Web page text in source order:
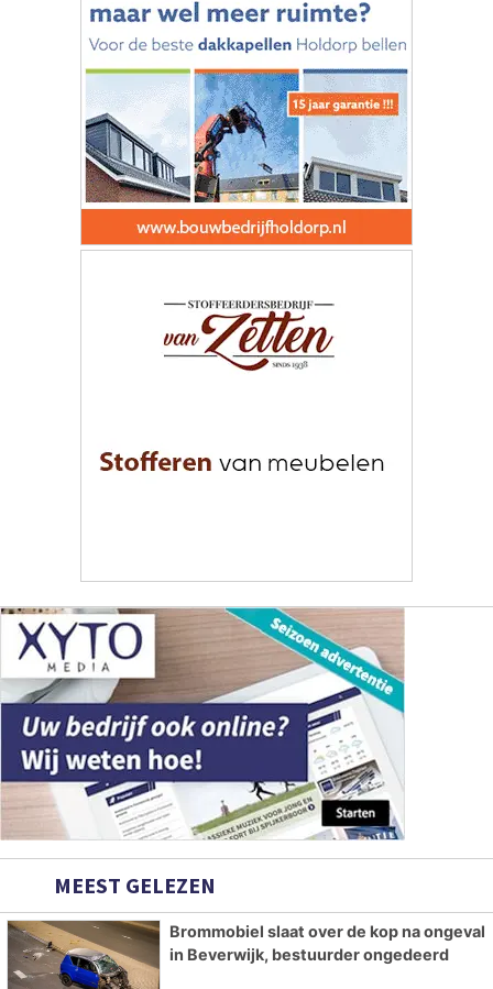
MEEST GELEZEN
Brommobiel slaat over de kop na ongeval
in Beverwijk, bestuurder ongedeerd